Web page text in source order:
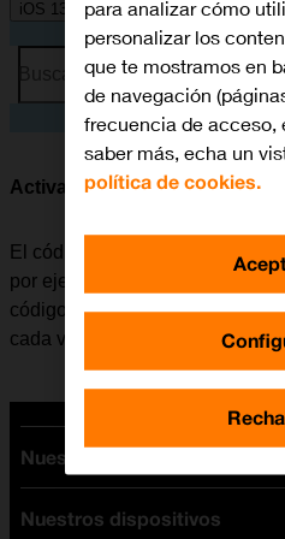
iOS 13.0
Busca por problema o tema
Activar o desactivar el uso del
El código PIN evita que otros
por ejemplo, en caso de robo
código PIN está activado, se
cada vez que se enciende el
Nuestras tarifas
Tarifas Orange
Nuestros dispositivos
para analizar cómo
personalizar los
que te mostramos en
de navegación
frecuencia de acceso,
saber más, echa un
política de cookies.